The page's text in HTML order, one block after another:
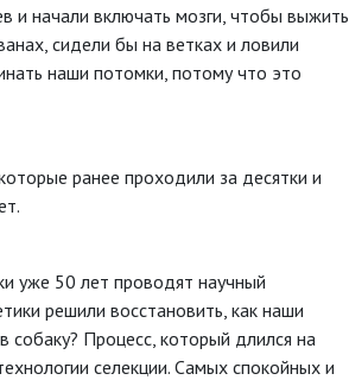
и начали включать мозги, чтобы выжить
сидели бы на ветках и ловили
наши потомки, потому что это
ранее проходили за десятки и
уже 50 лет проводят научный
решили восстановить, как наши
собаку? Процесс, который длился на
селекции. Самых спокойных и